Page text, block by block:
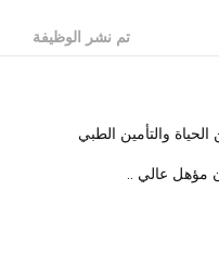
تم نشر الوظيفة
والتأمين الطبي
مؤهل عالي ..